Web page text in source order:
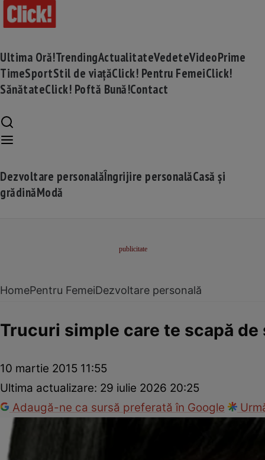
Ultima Oră!TrendingActualitateVedeteVideoPrime
TimeSportStil de viațăClick! Pentru FemeiClick!
SănătateClick! Poftă Bună!Contact
Dezvoltare personalăÎngrijire personalăCasă și
grădinăModă
HomePentru FemeiDezvoltare personală
Trucuri simple care te scapă
10 martie 2015 11:55
Ultima actualizare: 29 iulie 2026 20:25
Adaugă-ne ca sursă preferată în Google